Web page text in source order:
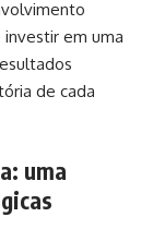
em uma
de cada
uma